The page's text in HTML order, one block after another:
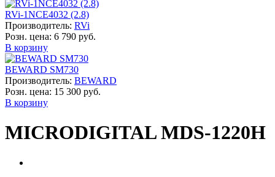
RVi-1NCE4032 (2.8)
Производитель: RVi
Розн. цена: 6 790 руб.
В корзину
BEWARD SM730
Производитель: BEWARD
Розн. цена: 15 300 руб.
В корзину
MICRODIGITAL MDS-1220H